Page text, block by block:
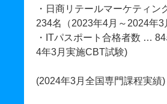
・日商リテールマーケティ
234名（2023年4月～2024年
・ITパスポート合格者数 …
4年3月実施CBT試験)
(2024年3月全国専門課程実績)